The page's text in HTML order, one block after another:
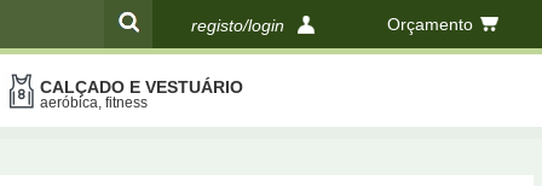
registo/login Orçamento
CALÇADO E VESTUÁRIO
aeróbica, fitness